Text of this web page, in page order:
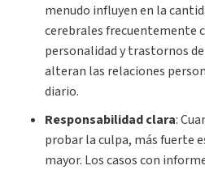
menudo influyen en la
cerebrales frecuentemente
personalidad y trastornos
alteran las relaciones
diario.
Responsabilidad clara:
probar la culpa, más fuerte
mayor. Los casos con